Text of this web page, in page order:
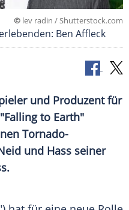
© lev radin / Shutterstock.com
Ben Affleck
und Produzent für
to Earth"
Tornado-
und Hass seiner